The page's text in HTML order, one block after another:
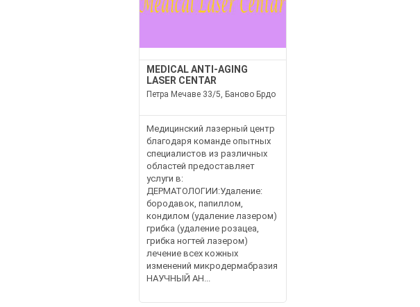
MEDICAL ANTI-AGING
LASER CENTAR
Петра Мечаве 33/5, Баново Брдо
Медицинский лазерный центр
благодаря команде опытных
специалистов из различных
областей предоставляет
услуги в:
ДЕРМАТОЛОГИИ:Удаление:
бородавок, папиллом,
кондилом (удаление лазером)
грибка (удаление розацеа,
грибка ногтей лазером)
лечение всех кожных
изменений микродермабразия
НАУЧНЫЙ АН...